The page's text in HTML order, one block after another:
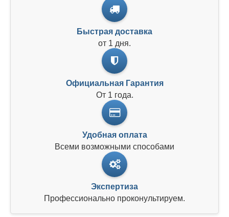
Быстрая доставка
от 1 дня.
Официальная Гарантия
От 1 года.
Удобная оплата
Всеми возможными способами
Экспертиза
Профессионально проконультируем.